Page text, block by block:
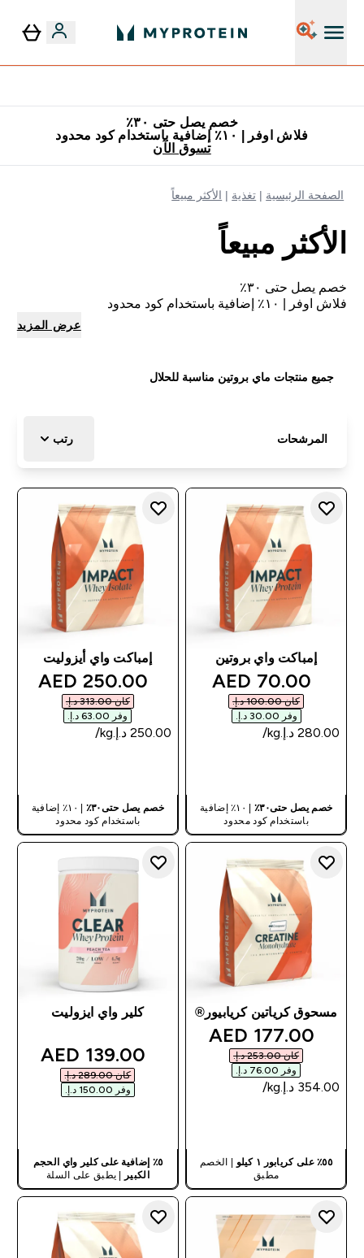
خصم يصل حتى ٣٠٪
فلاش اوفر | ١٠٪ إضافية باستخدام كود محدود
تسوق الآن
الصفحة الرئيسية تغذية الأكثر مبيعاً
الأكثر مبيعاً
خصم يصل حتى ٣٠٪
فلاش اوفر | ١٠٪ إضافية باستخدام كود محدود
عرض المزيد
جميع منتجات ماي بروتين مناسبة للحلال
المرشحات رتب
إمباكت واي بروتين
discounted price
70.00 AED‎
كان ‏100.00 د.إ.‏‎
وفر ‏30.00 د.إ.‏‎
خصم يصل حتى٣٠٪
| ١٠٪ إضافية
باستخدام كود محدود
إمباكت واي أيزوليت
price
250.00 AED‎
كان ‏313.00 د.إ.‏‎
وفر ‏63.00 د.إ.‏‎
خصم يصل حتى٣٠٪
| ١٠٪ إضافية
باستخدام كود محدود
مسحوق كرياتين كريابيور®
discounted price
177.00 AED‎
كان ‏253.00 د.إ.‏‎
وفر ‏76.00 د.إ.‏‎
٥٥٪ على كريابور ١ كيلو
| الخصم
مطبق
كلير واي ايزوليت
price
139.00 AED‎
كان ‏289.00 د.إ.‏‎
وفر ‏150.00 د.إ.‏‎
٥٪ إضافية على كلير واي الحجم
الكبير
| يطبق على السلة